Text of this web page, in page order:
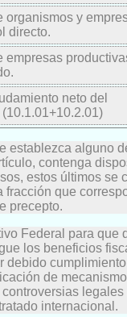
organismos y
directo.
empresas
neto del
establezca alguno
contenga
estos últimos se
fracción que
precepto.
Federal para que
los beneficios
debido
de
internacional.